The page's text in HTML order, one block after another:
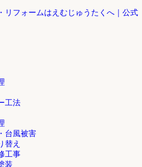
工法
台風被害
替え
工事
装